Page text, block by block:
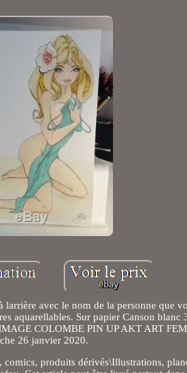
avec le nom de la personne que
aquarellables. Sur papier Canson
COLOMBE PIN UP AKT ART
26 janvier 2020.
produits dérivés\Illustrations,